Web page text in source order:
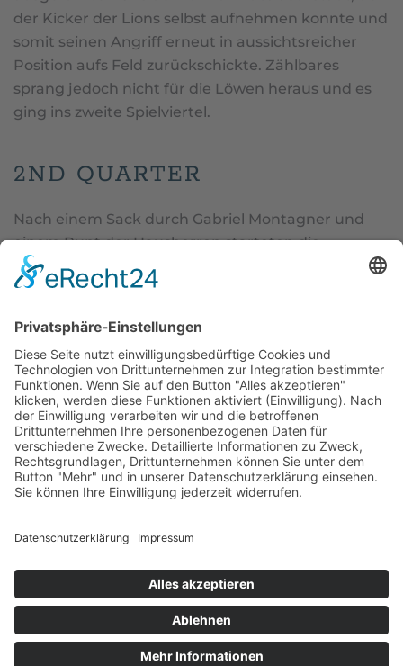
der Kicker der Lions selbst aufnehmen konnte und
somit seinen Angriff erneut in aussichtsreicher
Position aufs Feld zurückschickte. Zählbares
sprang jedoch nicht für die Löwen heraus und es
ging ins zweite Spielviertel.
2ND QUARTER
Nach einem Sack durch Gabriel Montagner und
einem Punt der Hausherren starteten die
Braunschweiger ihren nächsten Offense-Drive von
der eigenen 30-Yard-Linie. Finn Oppermann, Lewis
ihr Team bis auf Höhe der 5-Yard-Linie der
Invaders. Von dort vollendete Karé Lyles mit einem
Lauf zum 3:14 (TPC K. Lyles) die Angriffsserie
erfolgreich. Es folgte der nächste erfolglose Drive
der Hildesheimer gegen die starke Defense der
Lions, der in einem Punt endete. Sechs Spielzüge
später war es Lewis Kirby, nach Pass von Karé
Lyles, der die Führung auf 3:20 (TPC nicht gut)
als einer Minute zu spielen, erhielt der
Braunschweiger Angriff ein weiteres Mal die
Chance auf Punkte. Von der eigenen 25-Yard-Linie
reichte es aber letztendlich nicht zu Zählbarem, da